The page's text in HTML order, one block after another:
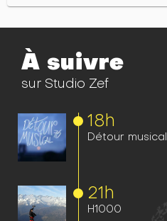
À suivre
sur Studio Zef
18h
Détour musical
21h
H1000